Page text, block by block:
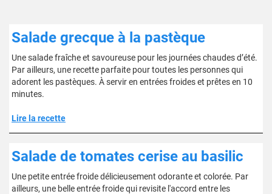
Salade grecque à la pastèque
Une salade fraîche et savoureuse pour les journées chaudes d’été.
Par ailleurs, une recette parfaite pour toutes les personnes qui
adorent les pastèques. À servir en entrées froides et prêtes en 10
minutes.
Lire la recette
Salade de tomates cerise au basilic
Une petite entrée froide délicieusement odorante et colorée. Par
ailleurs, une belle entrée froide qui revisite l'accord entre les